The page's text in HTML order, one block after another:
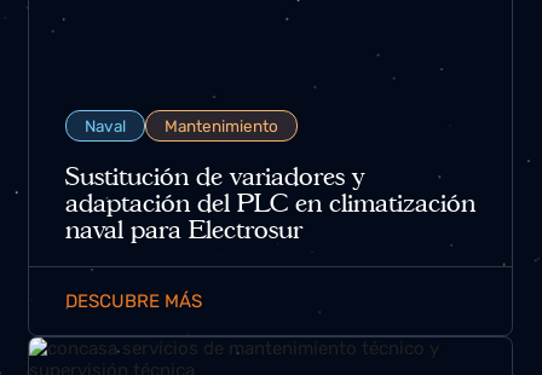
Naval Mantenimiento
Sustitución de variadores y
adaptación del PLC en climatización
naval para Electrosur